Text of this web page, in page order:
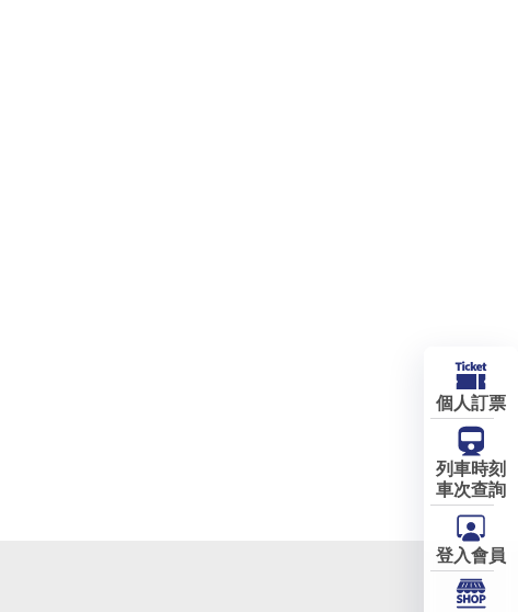
個人訂票
列車時刻
車次查詢
登入會員